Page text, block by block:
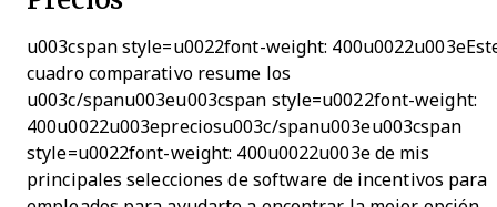
u003cspan style=u0022font-weight:
cuadro comparativo resume los
u003c/spanu003eu003cspan style=u0022font-weight:
400u0022u003epreciosu003c/spanu003eu003cspan
style=u0022font-weight: 400u0022u003e de mis
principales selecciones de software de incentivos para